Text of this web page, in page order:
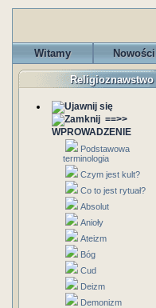
Witamy Nowości
Religioznawstwo
==>>
WPROWADZENIE
Podstawowa
terminologia
Czym jest kult?
Co to jest rytuał?
Absolut
Anioły
Ateizm
Bóg
Cud
Deizm
Demonizm